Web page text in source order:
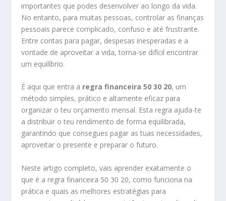
importantes que podes desenvolver ao longo da vida.
No entanto, para muitas pessoas, controlar as finanças
pessoais parece complicado, confuso e até frustrante.
Entre contas para pagar, despesas inesperadas e a
vontade de aproveitar a vida, torna-se difícil encontrar
um equilíbrio.
É aqui que entra a regra financeira 50 30 20, um
método simples, prático e altamente eficaz para
organizar o teu orçamento mensal. Esta regra ajuda-te
a distribuir o teu rendimento de forma equilibrada,
garantindo que consegues pagar as tuas necessidades,
aproveitar o presente e preparar o futuro.
Neste artigo completo, vais aprender exatamente o
que é a regra financeira 50 30 20, como funciona na
prática e quais as melhores estratégias para